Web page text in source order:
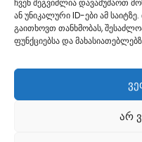
ჩვენ შეგვიძლია დავამუშაოთ
ან უნიკალური ID-ები ამ
გაითხოვთ თანხმობას,
ფუნქციებსა და
არ